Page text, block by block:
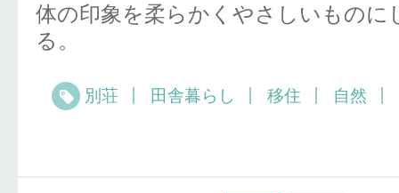
体の印象を柔らかくやさしいものに
る。
別荘 田舎暮らし 移住 自然